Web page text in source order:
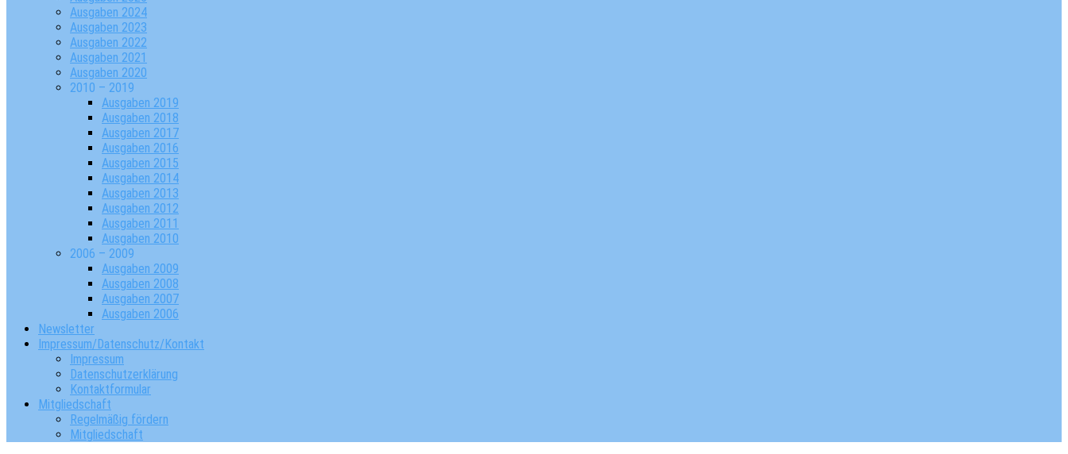
Ausgaben 2024
Ausgaben 2023
Ausgaben 2022
Ausgaben 2021
Ausgaben 2020
2010 – 2019
Ausgaben 2019
Ausgaben 2018
Ausgaben 2017
Ausgaben 2016
Ausgaben 2015
Ausgaben 2014
Ausgaben 2013
Ausgaben 2012
Ausgaben 2011
Ausgaben 2010
2006 – 2009
Ausgaben 2009
Ausgaben 2008
Ausgaben 2007
Ausgaben 2006
Newsletter
Impressum/Datenschutz/Kontakt
Impressum
Datenschutzerklärung
Kontaktformular
Mitgliedschaft
Regelmäßig fördern
Mitgliedschaft